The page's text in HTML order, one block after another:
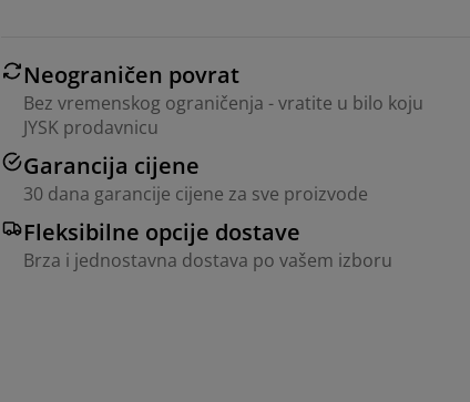
Neograničen povrat
Bez vremenskog ograničenja - vratite u bilo koju
JYSK prodavnicu
Garancija cijene
30 dana garancije cijene za sve proizvode
Fleksibilne opcije dostave
Brza i jednostavna dostava po vašem izboru